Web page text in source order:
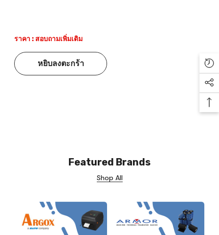
ราคา : สอบถามเพิ่มเติม
หยิบลงตะกร้า
Featured Brands
Shop All